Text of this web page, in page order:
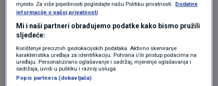
Oglas
mjesto. Za više pojedinosti pogledajte našu Politiku privatnosti. Dodatne
informacije o vašoj privatnosti
Mi i naši partneri obrađujemo podatke kako bismo pružili
sljedeće:
Korištenje preciznih geolokacijskih podataka. Aktivno skeniranje
karakteristika uređaja za identifikaciju. Pohrana i/ili pristup podacima na
uređaju. Personalizirano oglašavanje i sadržaj, mjerenje oglašavanja i
sadržaja, uvidi u publiku i razvoj usluga.
Popis partnera (dobavljača)